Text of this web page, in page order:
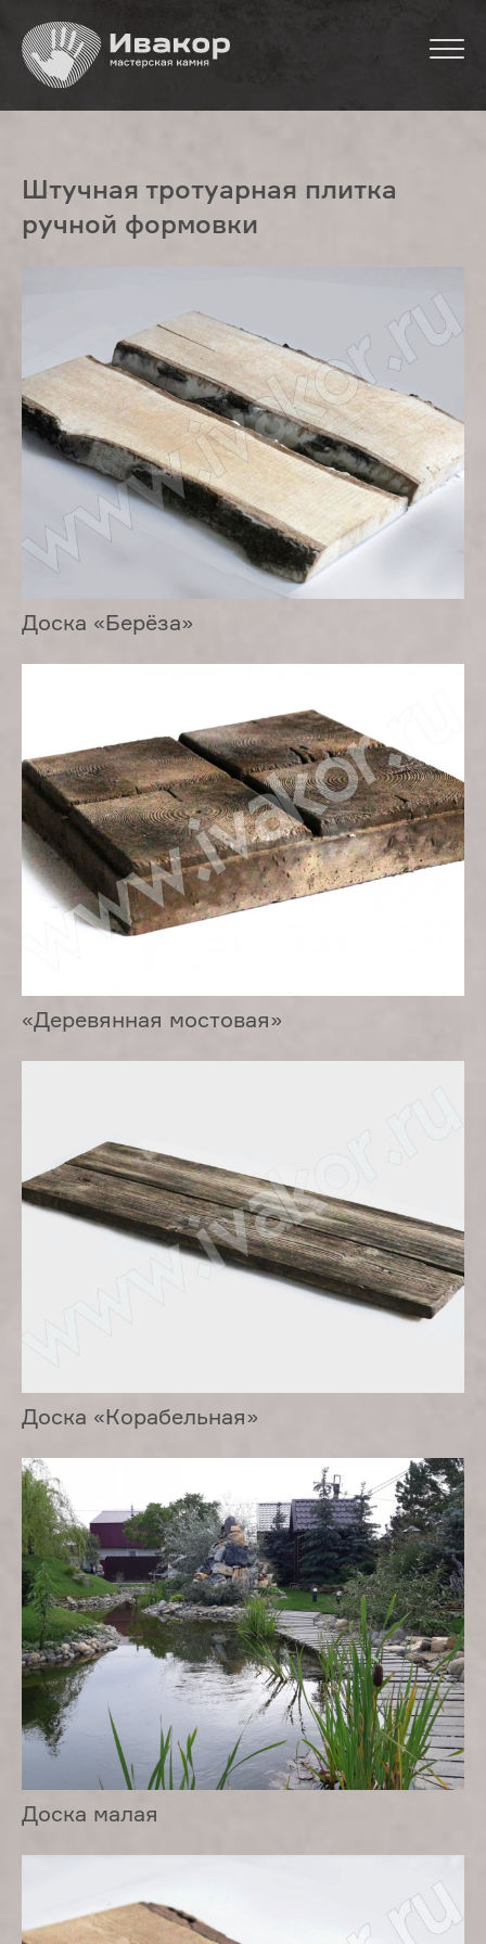
Штучная тротуарная плитка
ручной формовки
Доска «Берёза»
«Деревянная мостовая»
Доска «Корабельная»
Доска малая